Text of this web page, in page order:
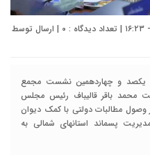
۰ | ارسال توسط
یکصد و چهاردهمین نشست مجمع
محمد باقر قالیباف رئیس مجلس
وصول مطالبات دولتی با کمک دیوان
پسماند استانهای شمالی به